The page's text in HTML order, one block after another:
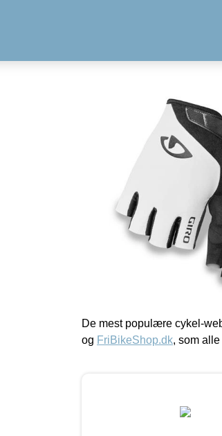
De mest populære cykel-
og FriBikeShop.dk, som